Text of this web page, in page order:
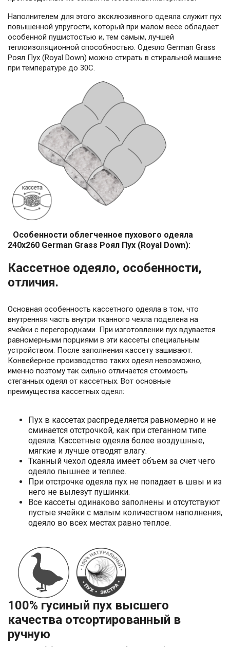
Наполнителем для этого эксклюзивного одеяла служит пух
повышенной упругости, который при малом весе обладает
особенной пушистостью и, тем самым, лучшей
теплоизоляционной способностью. Одеяло German Grass
Роял Пух (Royal Down) можно стирать в стиральной машине
при температуре до 30С.
Особенности облегченное пухового одеяла
240x260 German Grass Роял Пух (Royal Down):
Кассетное одеяло, особенности,
отличия.
Основная особенность кассетного одеяла в том, что
внутренняя часть внутри тканного чехла поделена на
ячейки с перегородками. При изготовлении пух вдувается
равномерными порциями в эти кассеты специальным
устройством. После заполнения кассету зашивают.
Конвейерное производство таких одеял невозможно,
именно поэтому так сильно отличается стоимость
стеганных одеял от кассетных. Вот основные
преимущества кассетных одеял:
Пух в кассетах распределяется равномерно и не
сминается отстрочкой, как при стеганном типе
одеяла. Кассетные одеяла более воздушные,
мягкие и лучше отводят влагу.
Тканный чехол одеяла имеет объем за счет чего
одеяло пышнее и теплее.
При отстрочке одеяла пух не попадает в швы и из
него не вылезут пушинки.
Все кассеты одинаково заполнены и отсутствуют
пустые ячейки с малым количеством наполнения,
одеяло во всех местах равно теплое.
100% гусиный пух высшего
качества отсортированный в
ручную